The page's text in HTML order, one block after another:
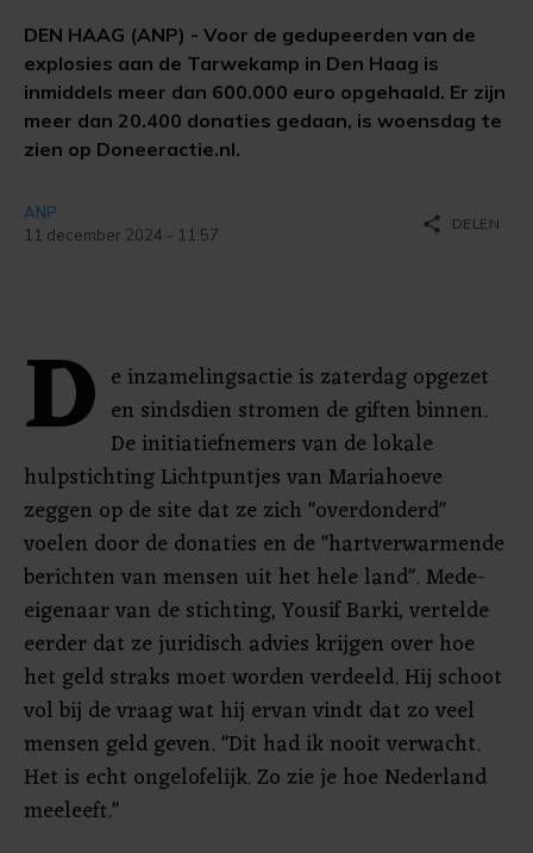
DEN HAAG (ANP) - Voor de gedupeerden van de
explosies aan de Tarwekamp in Den Haag is
inmiddels meer dan 600.000 euro opgehaald. Er zijn
meer dan 20.400 donaties gedaan, is woensdag te
zien op Doneeractie.nl.
ANP
11 december 2024 - 11:57
share DELEN
D e inzamelingsactie is zaterdag opgezet
en sindsdien stromen de giften binnen.
De initiatiefnemers van de lokale
hulpstichting Lichtpuntjes van Mariahoeve
zeggen op de site dat ze zich "overdonderd"
voelen door de donaties en de "hartverwarmende
berichten van mensen uit het hele land". Mede-
eigenaar van de stichting, Yousif Barki, vertelde
eerder dat ze juridisch advies krijgen over hoe
het geld straks moet worden verdeeld. Hij schoot
vol bij de vraag wat hij ervan vindt dat zo veel
mensen geld geven. "Dit had ik nooit verwacht.
Het is echt ongelofelijk. Zo zie je hoe Nederland
meeleeft."